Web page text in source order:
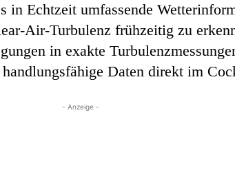
Echtzeit umfassende
Air-Turbulenz frühzeitig zu
in exakte
Daten direkt im
- Anzeige -